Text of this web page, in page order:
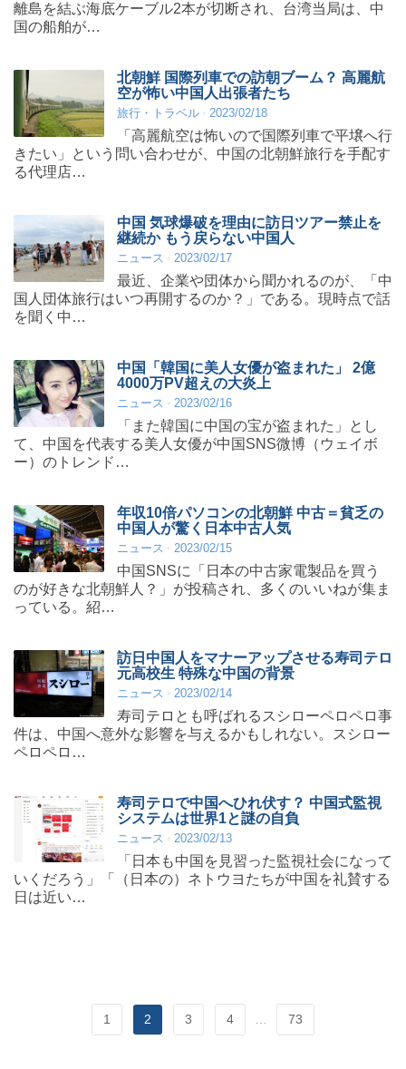
離島を結ぶ海底ケーブル2本が切断され、台湾当局は、中
国の船舶が…
北朝鮮 国際列車での訪朝ブーム？ 高麗航
空が怖い中国人出張者たち
旅行・トラベル 2023/02/18
「高麗航空は怖いので国際列車で平壌へ行
きたい」という問い合わせが、中国の北朝鮮旅行を手配す
る代理店…
中国 気球爆破を理由に訪日ツアー禁止を
継続か もう戻らない中国人
ニュース 2023/02/17
最近、企業や団体から聞かれるのが、「中
国人団体旅行はいつ再開するのか？」である。現時点で話
を聞く中…
中国「韓国に美人女優が盗まれた」 2億
4000万PV超えの大炎上
ニュース 2023/02/16
「また韓国に中国の宝が盗まれた」とし
て、中国を代表する美人女優が中国SNS微博（ウェイボ
ー）のトレンド…
年収10倍パソコンの北朝鮮 中古＝貧乏の
中国人が驚く日本中古人気
ニュース 2023/02/15
中国SNSに「日本の中古家電製品を買う
のが好きな北朝鮮人？」が投稿され、多くのいいねが集ま
っている。紹…
訪日中国人をマナーアップさせる寿司テロ
元高校生 特殊な中国の背景
ニュース 2023/02/14
寿司テロとも呼ばれるスシローペロペロ事
件は、中国へ意外な影響を与えるかもしれない。スシロー
ペロペロ…
寿司テロで中国へひれ伏す？ 中国式監視
システムは世界1と謎の自負
ニュース 2023/02/13
「日本も中国を見習った監視社会になって
いくだろう」「（日本の）ネトウヨたちが中国を礼賛する
日は近い…
1 2 3 4 73